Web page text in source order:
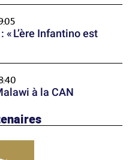
« L’ère Infantino est
à la CAN